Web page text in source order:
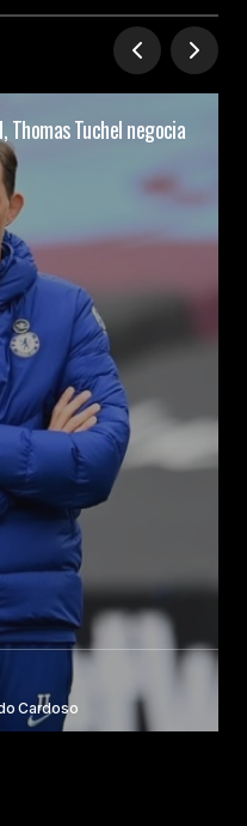
Thomas Tuchel negocia
Cardoso